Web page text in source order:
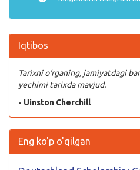
Iqtibos
Tarixni o‘rganing, jamiyatdagi
yechimi tarixda mavjud.
- Uinston Cherchill
Eng ko'p o'qilgan